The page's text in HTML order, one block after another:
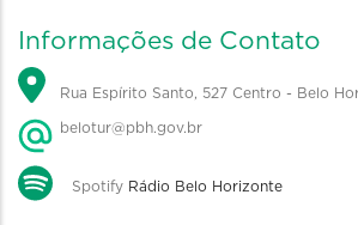
Informações de Contato
Rua Espírito Santo, 527 Centro - Belo
belotur@pbh.gov.br
Spotify Rádio Belo Horizonte